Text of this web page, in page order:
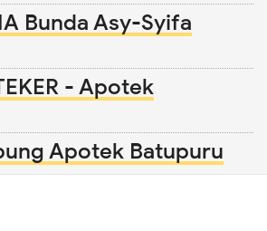
Bunda Asy-Syifa
- Apotek
Apotek Batupuru